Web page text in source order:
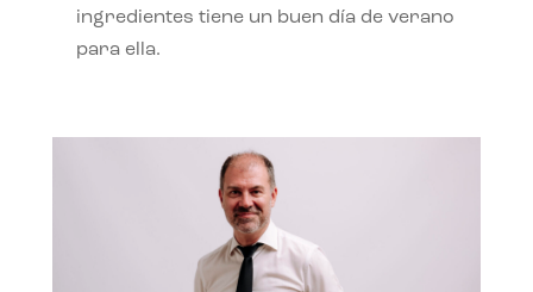
ingredientes tiene un buen día de verano
para ella.